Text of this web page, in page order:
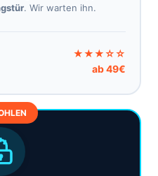
. Wir warten ihn.
★★★☆☆
ab 49€